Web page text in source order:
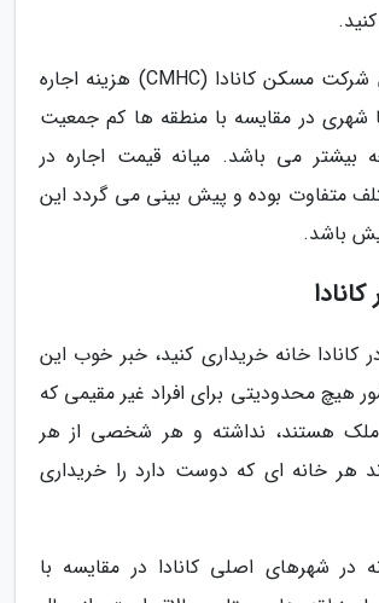
بر اساس گزارش شرکت مسکن کانادا (CMHC) هزینه اجاره
شهری در مقایسه با منطقه ها کم جمعیت
بیشتر می باشد. میانه قیمت اجاره در
متفاوت بوده و پیش بینی می گردد این
باشد.
کانادا خانه خریداری کنید، خبر خوب این
هیچ محدودیتی برای افراد غیر مقیمی که
هستند، نداشته و هر شخصی از هر
هر خانه ای که دوست دارد را خریداری
در شهرهای اصلی کانادا در مقایسه با